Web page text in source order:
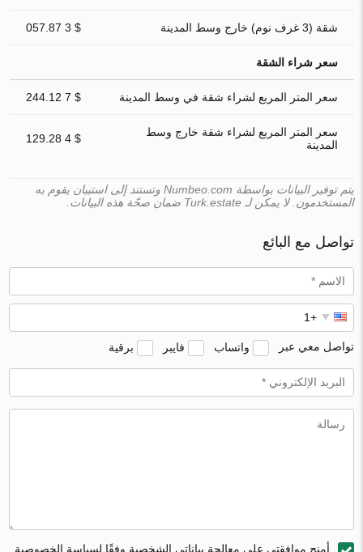
شقة (3 غرف نوم) خارج وسط المدينة $ 3 057.87
سعر شراء الشقة
سعر المتر المربع لشراء شقة في وسط المدينة $ 7 244.12
سعر المتر المربع لشراء شقة خارج وسط
المدينة
$ 4 129.28
يتم توفير البيانات بواسطة Numbeo.com وتستند إلى استبيان يقوم به
المستخدمون. لا يمكن لـ Turk.estate ضمان صحّة هذه البيانات.
تواصل مع البائع
تواصل معي عبر واتساب فايبر برقية
أمنح موافقتي على معالجة بياناتي الشخصية وفقًا لسياسة الخصوصية